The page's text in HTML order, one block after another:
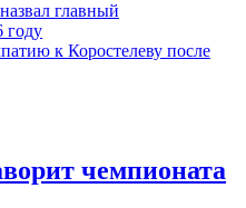
главный
году
к Коростелеву после
чемпионата